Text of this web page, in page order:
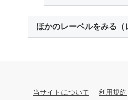
ほかのレーベルをみる（
当サイトについて 利用規約